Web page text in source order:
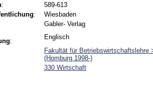
:
589-613
:
Wiesbaden
Gabler- Verlag
:
Englisch
Fakultät für
(Homburg 1998-)
330 Wirtschaft